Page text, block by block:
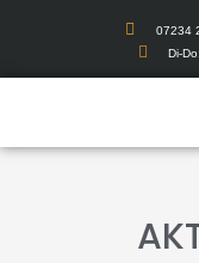
07234
Di-